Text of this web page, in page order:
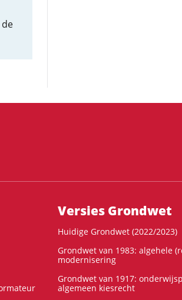
Versies Grondwet
Huidige Grondwet (2022/2023)
Grondwet van 1983: algehele
modernisering
Grondwet van 1917:
algemeen kiesrecht